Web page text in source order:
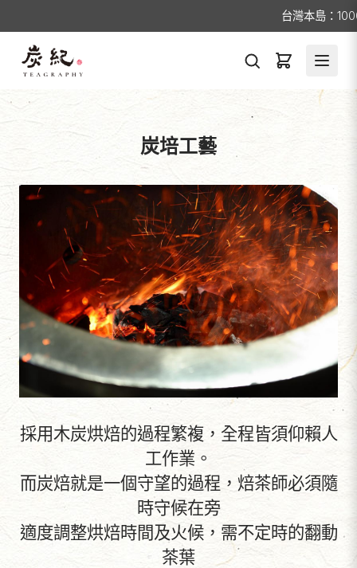
台灣本島：1000元免運/
炭培工藝
採用木炭烘焙的過程繁複，全程皆須仰賴人
工作業。
而炭焙就是一個守望的過程，焙茶師必須隨
時守候在旁
適度調整烘焙時間及火候，需不定時的翻動
茶葉